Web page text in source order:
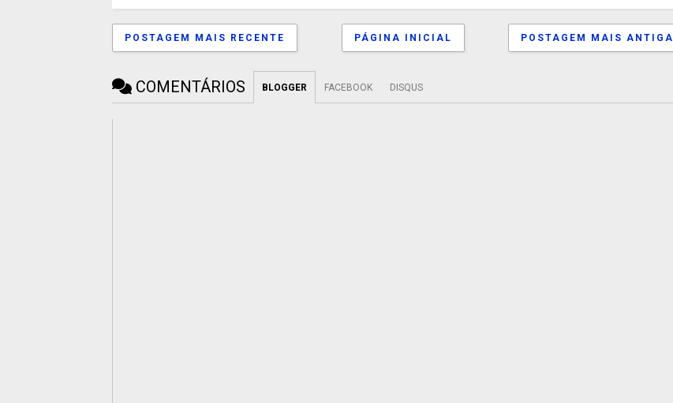
POSTAGEM MAIS RECENTE POSTAGEM MAIS ANTIGA
PÁGINA INICIAL
COMENTÁRIOS BLOGGER FACEBOOK DISQUS